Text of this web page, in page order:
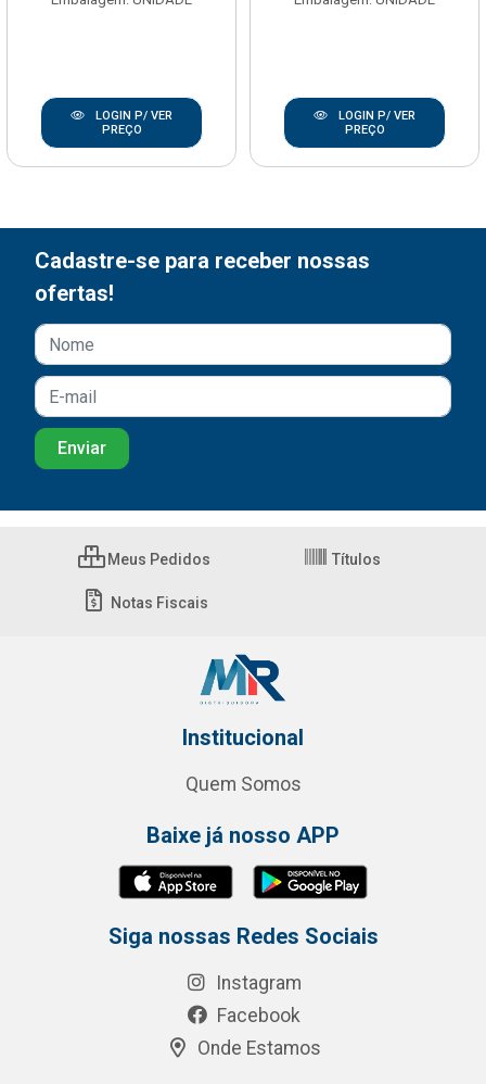
LOGIN P/ VER
PREÇO
LOGIN P/ VER
PREÇO
Cadastre-se para receber nossas
ofertas!
Meus Pedidos Títulos
Notas Fiscais
Institucional
Quem Somos
Baixe já nosso APP
Siga nossas Redes Sociais
Instagram
Facebook
Onde Estamos